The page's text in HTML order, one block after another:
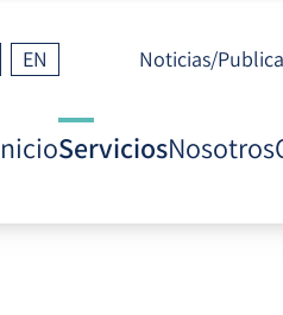
EN Noticias/
ServiciosNosotros